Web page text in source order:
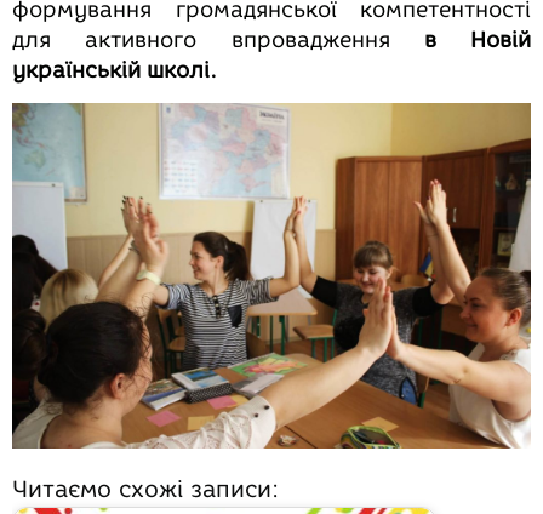
формування громадянської компетентності
для активного впровадження в Новій
українській школі.
Читаємо схожі записи: